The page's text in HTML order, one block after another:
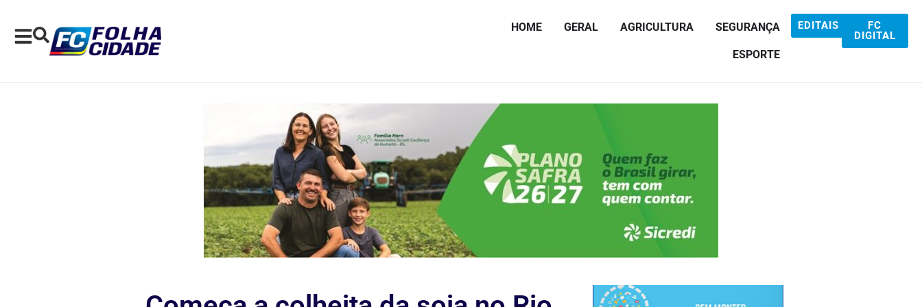
HOME GERAL AGRICULTURA SEGURANÇA
ESPORTE
EDITAIS
FC
DIGITAL